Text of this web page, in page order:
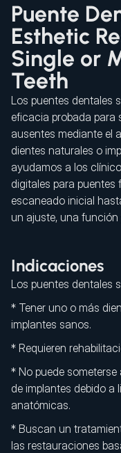
Puente
Esthetic
Single or
Teeth
Los puentes dentales
eficacia probada para
ausentes mediante el
dientes naturales o
ayudamos a los
digitales para puentes
escaneado inicial
un ajuste, una
Indicaciones
Los puentes dentales
* Tener uno o más
implantes sanos.
* Requieren
* No puede
de implantes debido
anatómicas.
* Buscan un
las restauraciones